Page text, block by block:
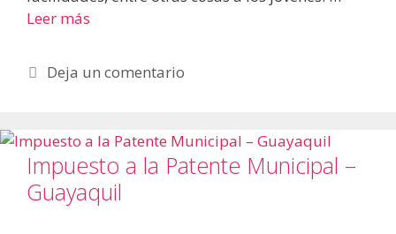
Leer más
Deja un comentario
Impuesto a la Patente Municipal –
Guayaquil